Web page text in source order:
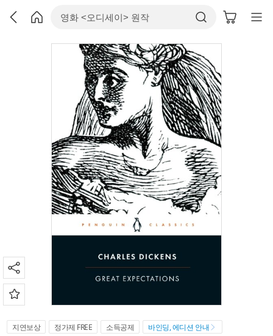
지연보상 정가제 FREE 소득공제 바인딩, 에디션 안내